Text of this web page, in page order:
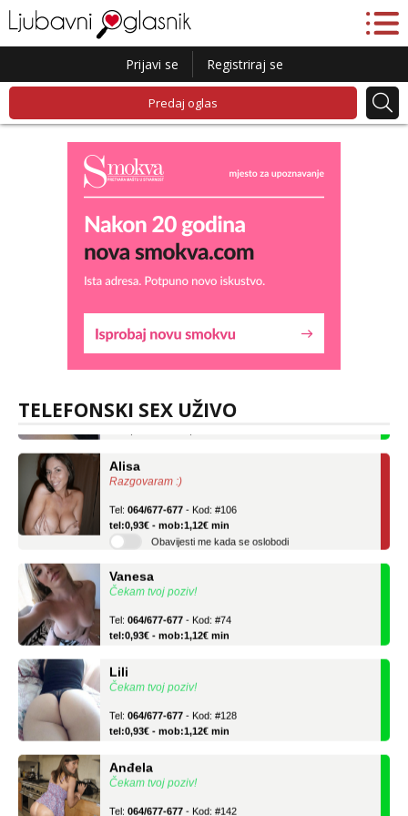
Prijavi se Registriraj se
Predaj oglas
TELEFONSKI SEX UŽIVO
Tel:064/677-677 - Kod: #119
tel:0,93€ - mob:1,12€ min
Razgovaram :)
tel:0,93€ - mob:1,12€ min
Obavijesti me kada se oslobodi
Čekam tvoj poziv!
tel:0,93€ - mob:1,12€ min
Čekam tvoj poziv!
tel:0,93€ - mob:1,12€ min
Čekam tvoj poziv!